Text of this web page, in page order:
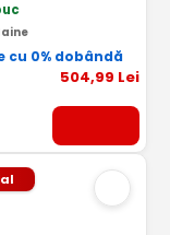
cu 0% dobândă
504,99 Lei